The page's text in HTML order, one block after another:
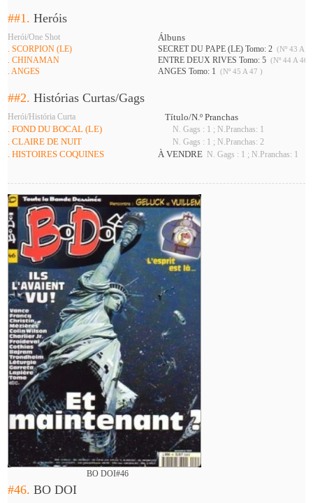
##1.Heróis
Herói/One Shot Álbuns
. SCORPION (LE) SECRET DU PAPE (LE) Tomo: 2 (Nº 43 A
. CHINAMAN ENTRE DEUX RIVES Tomo: 5 (Nº 44 A 46 )
. ANGES ANGES Tomo: 1 (Nº 45 A 47 )
##2.Histórias Curtas/Gags
Herói/História Curta
Título/N.º Pranchas
. FOND DU BOCAL (LE)
N. Gags : 1 ; N.Pranchas: 1
. CLAIRE DE NUIT N. Gags : 1 ; N.Pranchas: 2
. HISTOIRES COQUINES À VENDRE N. Gags : 1 ; N.Pranchas: 1
BO DOI#46
#46.BO DOI